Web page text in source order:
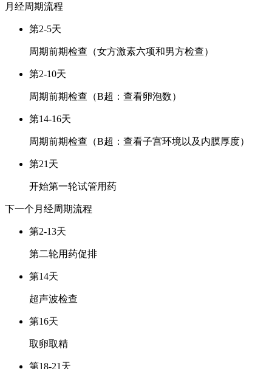
月经周期流程
第2-5天
周期前期检查（女方激素六项和男方检查）
第2-10天
周期前期检查（B超：查看卵泡数）
第14-16天
周期前期检查（B超：查看子宫环境以及内膜厚度）
第21天
开始第一轮试管用药
下一个月经周期流程
第2-13天
第二轮用药促排
第14天
超声波检查
第16天
取卵取精
第18-21天